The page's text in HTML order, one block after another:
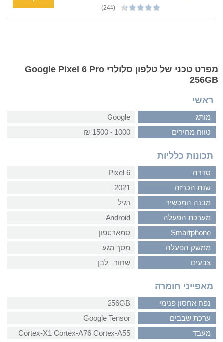
(244)
מפרט טכני של טלפון סלולרי Google Pixel 6 Pro
256GB
ראשי
מותג
Google
טווח מחירים
1000 - 1500 ₪
תכונות כלליות
סדרה
Pixel 6
שנת הכרזה
2021
מבנה המכשיר
רגיל
מערכת הפעלה
Android
Smartphone
סמארטפון
ממשק הפעלה
מסך מגע
צבעים
שחור‏ , ‏לבן
מאפייני חומרה
נפח אחסון פנימי
256GB
ערכת שבבים
Google Tensor
מעבד
Cortex-X1 Cortex-A76 Cortex-A55